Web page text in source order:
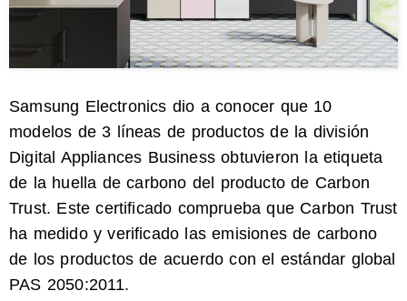
Samsung Electronics dio a conocer que 10
modelos de 3 líneas de productos de la división
Digital Appliances Business obtuvieron la etiqueta
de la huella de carbono del producto de Carbon
Trust. Este certificado comprueba que Carbon Trust
ha medido y verificado las emisiones de carbono
de los productos de acuerdo con el estándar global
PAS 2050:2011.